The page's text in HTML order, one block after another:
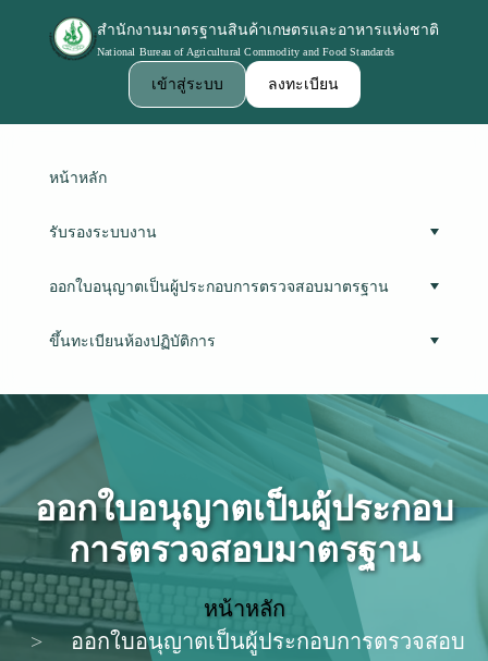
สำนักงานมาตรฐานสินค้าเกษตรและอาหารแห่งชาติ
National Bureau of Agricultural Commodity and Food Standards
เข้าสู่ระบบ ลงทะเบียน
หน้าหลัก
รับรองระบบงาน
ออกใบอนุญาตเป็นผู้ประกอบการตรวจสอบมาตรฐาน
ขึ้นทะเบียนห้องปฏิบัติการ
ออกใบอนุญาตเป็นผู้ประกอบ
การตรวจสอบมาตรฐาน
หน้าหลัก
ออกใบอนุญาตเป็นผู้ประกอบการตรวจสอบ